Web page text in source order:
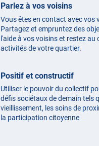
Parlez à vos voisins
Vous êtes en contact avec vos
Partagez et empruntez des
l'aide à vos voisins et restez au
activités de votre quartier.
Positif et constructif
Utiliser le pouvoir du collectif
défis sociétaux de demain tels
vieillissement, les soins de
la participation citoyenne